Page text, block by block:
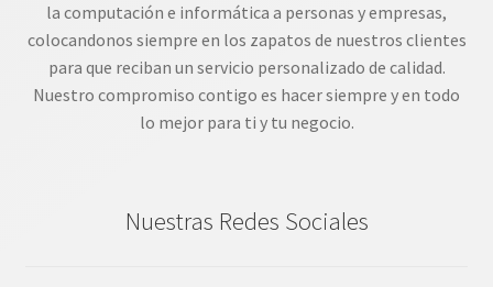
la computación e informática a personas y empresas,
colocandonos siempre en los zapatos de nuestros clientes
para que reciban un servicio personalizado de calidad.
Nuestro compromiso contigo es hacer siempre y en todo
lo mejor para ti y tu negocio.
Nuestras Redes Sociales